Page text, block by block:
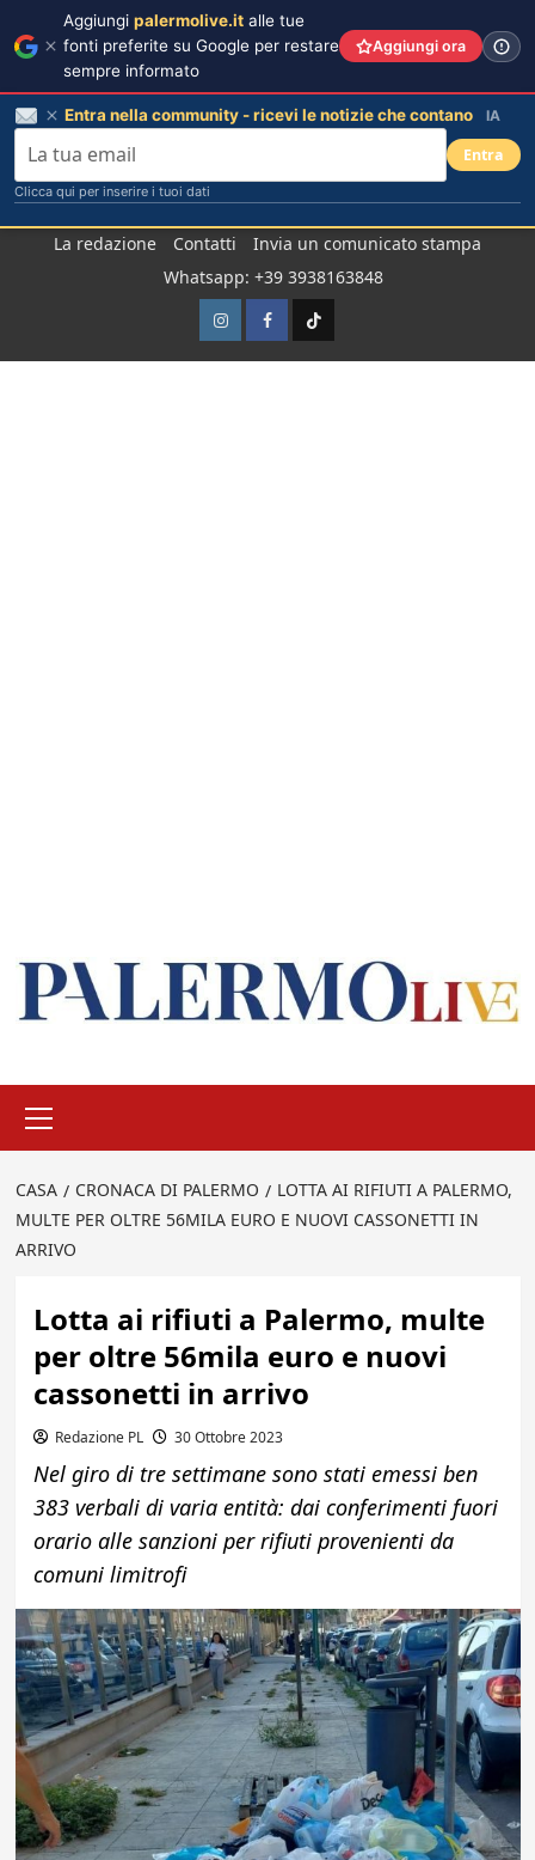
La redazione Contatti
Invia un comunicato stampa
Whatsapp: +39 3938163848
InstagramFacebook
TikTok
principale
CASA CRONACA DI PALERMO
LOTTA AI RIFIUTI A PALERMO,
MULTE PER OLTRE 56MILA EURO E NUOVI CASSONETTI IN
ARRIVO
Lotta ai rifiuti a Palermo, multe
per oltre 56mila euro e nuovi
cassonetti in arrivo
Redazione PL 30 Ottobre 2023
Nel giro di tre settimane sono stati emessi ben
383 verbali di varia entità: dai conferimenti fuori
orario alle sanzioni per rifiuti provenienti da
comuni limitrofi
Aggiungi palermolive.it alle tue
fonti preferite su Google per restare
sempre informato
Aggiungi ora
Entra nella community - ricevi le notizie che contano IA
Entra
Clicca qui per inserire i tuoi dati